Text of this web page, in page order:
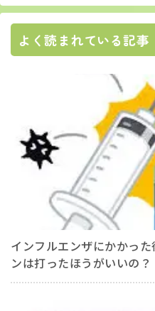
よく読まれている記事
インフルエンザにかかっ
ンは打ったほうがいいの？